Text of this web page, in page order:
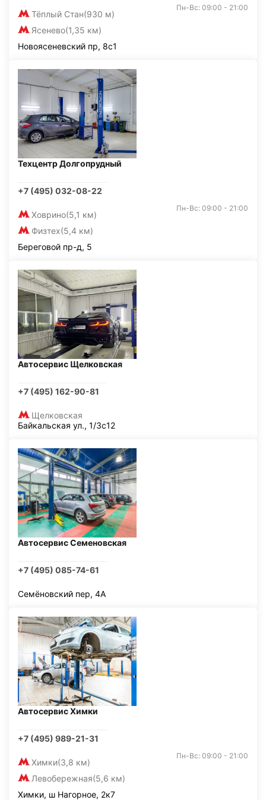
Тёплый Стан(930 м)
Ясенево(1,35 км)
Пн-Вс: 09:00 - 21:00
Новоясеневский пр, 8с1
Техцентр Долгопрудный
+7 (495) 032-08-22
Ховрино(5,1 км)
Физтех(5,4 км)
Пн-Вс: 09:00 - 21:00
Береговой пр-д, 5
Автосервис Щелковская
+7 (495) 162-90-81
Щелковская
Байкальская ул., 1/3с12
Автосервис Семеновская
+7 (495) 085-74-61
Семёновский пер, 4А
Автосервис Химки
+7 (495) 989-21-31
Химки(3,8 км)
Левобережная(5,6 км)
Пн-Вс: 09:00 - 21:00
Химки, ш Нагорное, 2к7